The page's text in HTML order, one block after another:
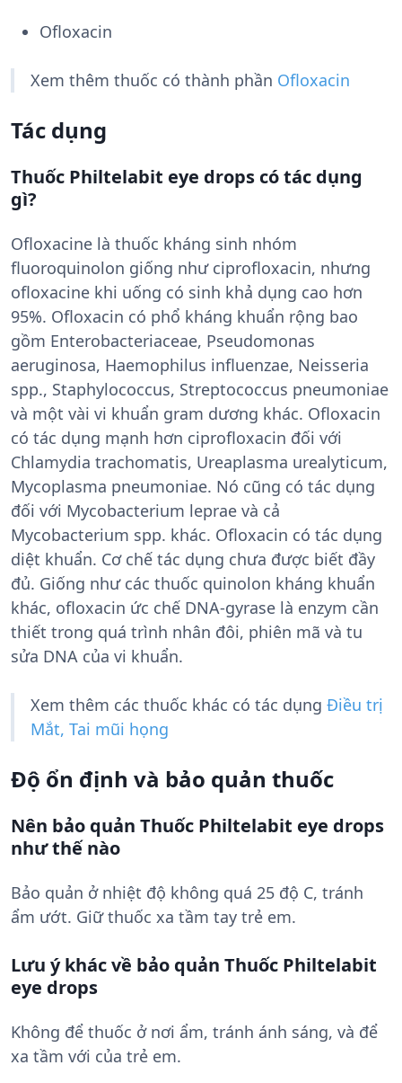
Ofloxacin
Xem thêm thuốc có thành phần Ofloxacin
Tác dụng
Thuốc Philtelabit eye drops có tác dụng
gì?
Ofloxacine là thuốc kháng sinh nhóm
fluoroquinolon giống như ciprofloxacin, nhưng
ofloxacine khi uống có sinh khả dụng cao hơn
95%. Ofloxacin có phổ kháng khuẩn rộng bao
gồm Enterobacteriaceae, Pseudomonas
aeruginosa, Haemophilus influenzae, Neisseria
spp., Staphylococcus, Streptococcus pneumoniae
và một vài vi khuẩn gram dương khác. Ofloxacin
có tác dụng mạnh hơn ciprofloxacin đối với
Chlamydia trachomatis, Ureaplasma urealyticum,
Mycoplasma pneumoniae. Nó cũng có tác dụng
đối với Mycobacterium leprae và cả
Mycobacterium spp. khác. Ofloxacin có tác dụng
diệt khuẩn. Cơ chế tác dụng chưa được biết đầy
đủ. Giống như các thuốc quinolon kháng khuẩn
khác, ofloxacin ức chế DNA-gyrase là enzym cần
thiết trong quá trình nhân đôi, phiên mã và tu
sửa DNA của vi khuẩn.
Xem thêm các thuốc khác có tác dụng Điều trị
Mắt, Tai mũi họng
Độ ổn định và bảo quản thuốc
Nên bảo quản Thuốc Philtelabit eye drops
như thế nào
Bảo quản ở nhiệt độ không quá 25 độ C, tránh
ẩm ướt. Giữ thuốc xa tầm tay trẻ em.
Lưu ý khác về bảo quản Thuốc Philtelabit
eye drops
Không để thuốc ở nơi ẩm, tránh ánh sáng, và để
xa tầm với của trẻ em.